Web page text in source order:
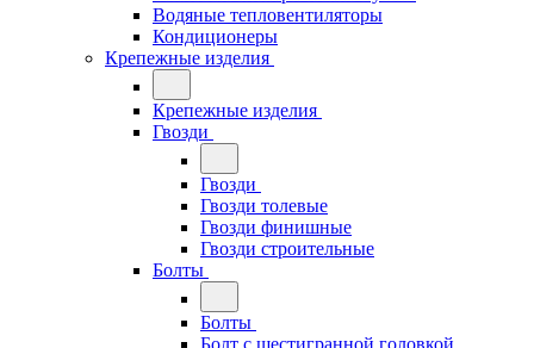
Водяные тепловентиляторы
Кондиционеры
Крепежные изделия
Крепежные изделия
Гвозди
Гвозди
Гвозди толевые
Гвозди финишные
Гвозди строительные
Болты
Болты
Болт с шестигранной головкой